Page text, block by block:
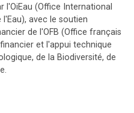
l'OiEau (Office International
l'Eau), avec le soutien
de l'OFB (Office français
et l'appui technique
de la Biodiversité, de